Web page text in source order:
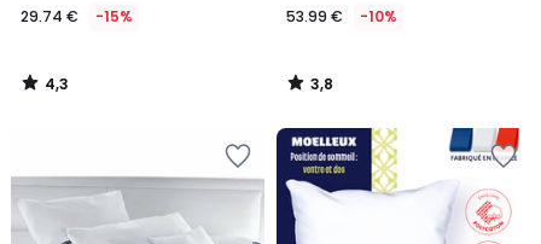
29.74 € -15%
4,3
/
53.99 € -10%
3,8
/